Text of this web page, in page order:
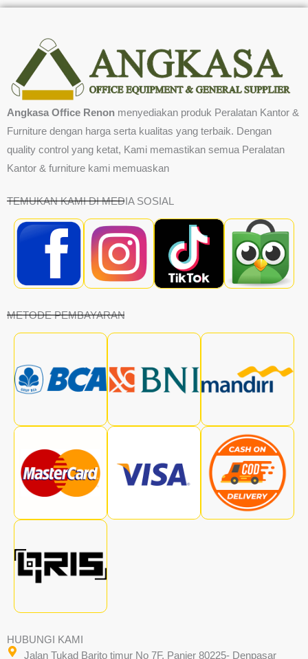
Angkasa Office Renon menyediakan produk Peralatan Kantor &
Furniture dengan harga serta kualitas yang terbaik. Dengan
quality control yang ketat, Kami memastikan semua Peralatan
Kantor & furniture kami memuaskan
TEMUKAN KAMI DI MEDIA SOSIAL
METODE PEMBAYARAN
HUBUNGI KAMI
Jalan Tukad Barito timur No 7F, Panjer 80225- Denpasar